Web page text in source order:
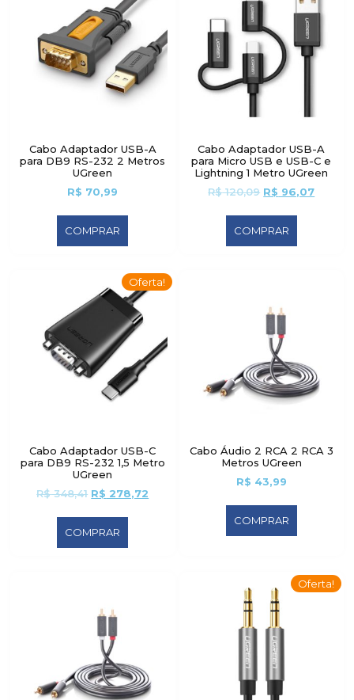
Cabo Adaptador USB-A
para DB9 RS-232 2 Metros
UGreen
R$ 70,99
COMPRAR
Cabo Adaptador USB-A
para Micro USB e USB-C e
Lightning 1 Metro UGreen
R$120,09 R$ 96,07
COMPRAR
Oferta!
Cabo Adaptador USB-C
para DB9 RS-232 1,5 Metro
UGreen
R$348,41 R$ 278,72
COMPRAR
Cabo Áudio 2 RCA 2 RCA 3
Metros UGreen
R$ 43,99
COMPRAR
Oferta!